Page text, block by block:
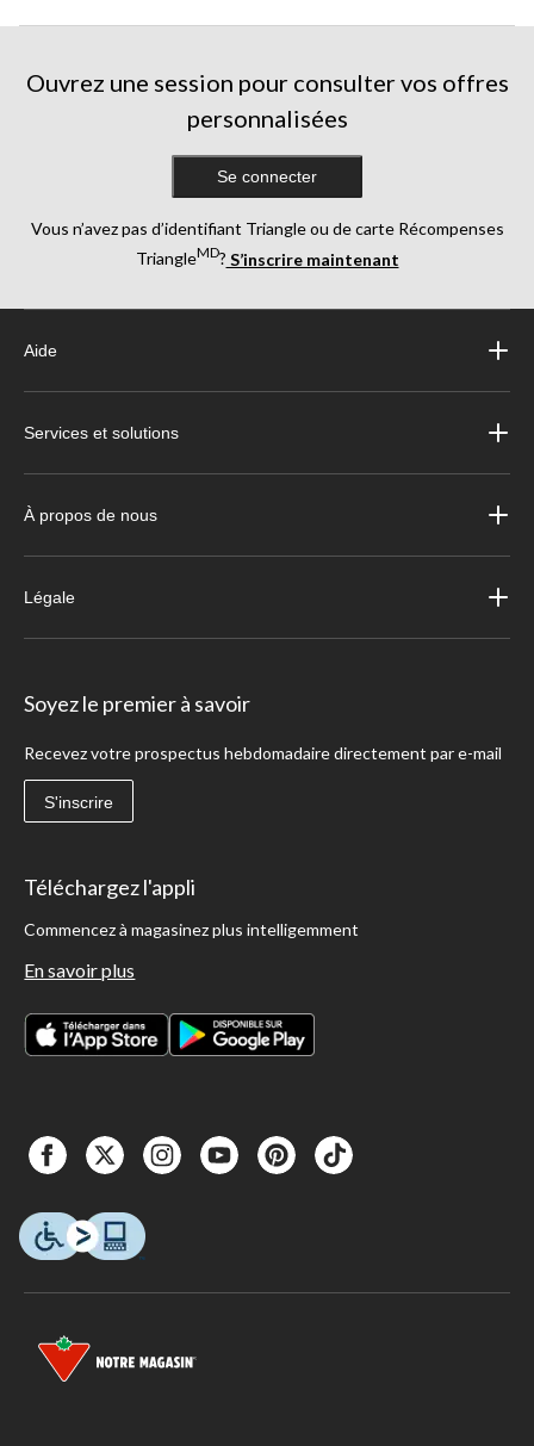
Ouvrez une session pour consulter vos offres
personnalisées
Se connecter
Vous n’avez pas d’identifiant Triangle ou de carte Récompenses
TriangleMD? S’inscrire maintenant
Aide
Services et solutions
À propos de nous
Légale
Soyez le premier à savoir
Recevez votre prospectus hebdomadaire directement par e-mail
S'inscrire
Téléchargez l'appli
Commencez à magasinez plus intelligemment
En savoir plus